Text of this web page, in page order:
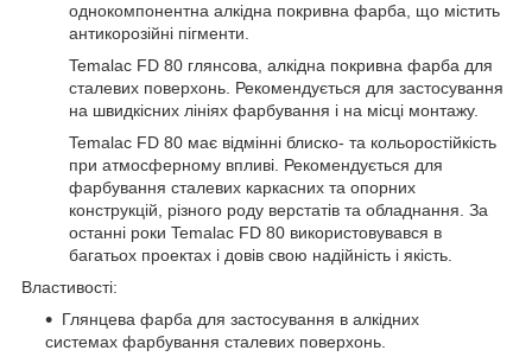
однокомпонентна алкідна покривна фарба, що містить
антикорозійні пігменти.
Temalac FD 80 глянсова, алкідна покривна фарба для
сталевих поверхонь. Рекомендується для застосування
на швидкісних лініях фарбування і на місці монтажу.
Temalac FD 80 має відмінні блиско- та кольоростійкість
при атмосферному впливі. Рекомендується для
фарбування сталевих каркасних та опорних
конструкцій, різного роду верстатів та обладнання. За
останні роки Temalac FD 80 використовувався в
багатьох проектах і довів свою надійність і якість.
Властивості:
Глянцева фарба для застосування в алкідних
системах фарбування сталевих поверхонь.